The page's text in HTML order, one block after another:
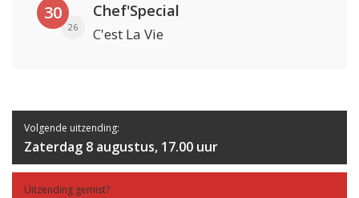
30
26
Chef'Special
C'est La Vie
Volgende uitzending:
Zaterdag 8 augustus, 17.00 uur
Uitzending gemist?